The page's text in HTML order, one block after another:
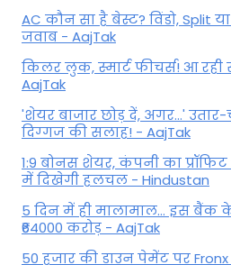
AC कौन सा है बेस्ट? विंडो, Split
जवाब - AajTak
किलर लुक, स्मार्ट फीचर्स! आ रही
AajTak
'शेयर बाजार छोड़ दें, अगर...'
दिग्‍गज की सलाह! - AajTak
1:9 बोनस शेयर, कंपनी का
में दिखेगी हलचल - Hindustan
5 दिन में ही मालामाल... इस बैंक
₹64000 करोड़ - AajTak
50 हजार की डाउन पेमेंट पर